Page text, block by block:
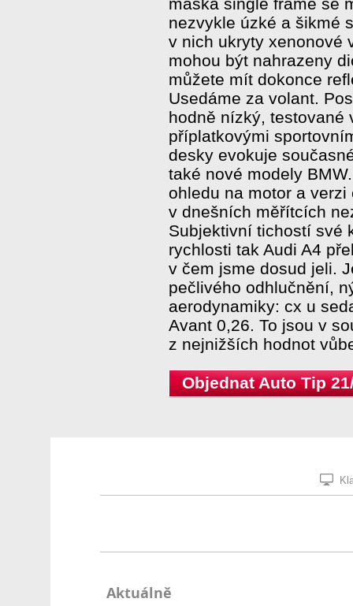
nezvykle úzké a šikmé
v nich ukryty xenonové
mohou být nahrazeny
můžete mít dokonce
Usedáme za volant.
hodně nízký, testované
příplatkovými
desky evokuje
také nové modely
ohledu na motor a
v dnešních měřítcích
Subjektivní tichostí své
rychlosti tak Audi A4
v čem jsme dosud jeli.
pečlivého odhlučnění,
aerodynamiky: cx u
Avant 0,26. To jsou v
z nejnižších hodnot
Objednat Auto Tip
Aktuálně